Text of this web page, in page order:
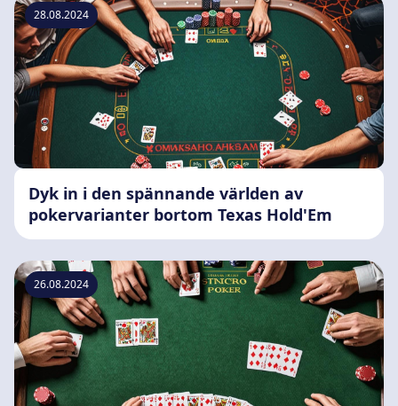
28.08.2024
Dyk in i den spännande världen av
pokervarianter bortom Texas Hold'Em
26.08.2024